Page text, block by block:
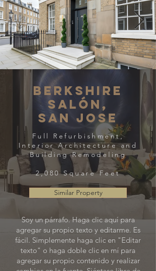
BERKSHIre
salón,
SAN JOSE
Full Refurbishment,
Interior Architecture and
Building Remodeling
2,080 Square Feet
Similar Property
Soy un párrafo. Haga clic aquí para
agregar su propio texto y editarme. Es
fácil. Simplemente haga clic en "Editar
texto" o haga doble clic en mí para
agregar su propio contenido y realizar